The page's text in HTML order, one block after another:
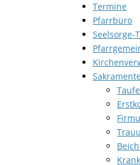
Termine
Pfarrbüro
Seelsorge-
Taufe